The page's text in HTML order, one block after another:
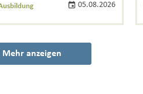
05.08.2026
Mehr anzeigen